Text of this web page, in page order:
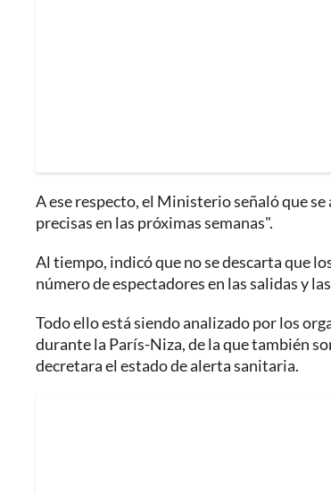
A ese respecto, el Ministerio señaló que
precisas en las próximas semanas".
Al tiempo, indicó que no se descarta que
número de espectadores en las salidas y
Todo ello está siendo analizado por los
durante la París-Niza, de la que también
decretara el estado de alerta sanitaria.